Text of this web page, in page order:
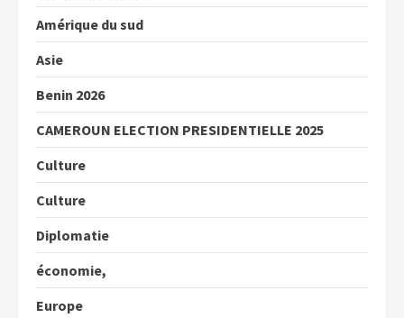
Amérique du sud
Asie
Benin 2026
CAMEROUN ELECTION PRESIDENTIELLE 2025
Culture
Culture
Diplomatie
économie,
Europe